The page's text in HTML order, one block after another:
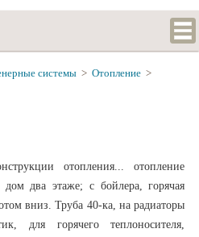
системы > Отопление >
отопления... отопление
два этаже; с бойлера, горячая
вниз. Труба 40-ка, на радиаторы
для горячего теплоносителя,